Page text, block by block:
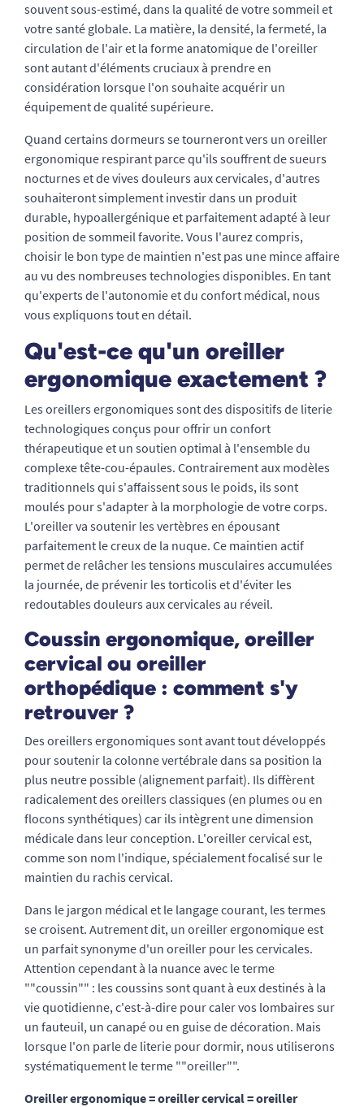
souvent sous-estimé, dans la qualité de votre sommeil et
votre santé globale. La matière, la densité, la fermeté, la
circulation de l'air et la forme anatomique de l'oreiller
sont autant d'éléments cruciaux à prendre en
considération lorsque l'on souhaite acquérir un
équipement de qualité supérieure.
Quand certains dormeurs se tourneront vers un oreiller
ergonomique respirant parce qu'ils souffrent de sueurs
nocturnes et de vives douleurs aux cervicales, d'autres
souhaiteront simplement investir dans un produit
durable, hypoallergénique et parfaitement adapté à leur
position de sommeil favorite. Vous l'aurez compris,
choisir le bon type de maintien n'est pas une mince affaire
au vu des nombreuses technologies disponibles. En tant
qu'experts de l'autonomie et du confort médical, nous
vous expliquons tout en détail.
Qu'est-ce qu'un oreiller
ergonomique exactement ?
Les oreillers ergonomiques sont des dispositifs de literie
technologiques conçus pour offrir un confort
thérapeutique et un soutien optimal à l'ensemble du
complexe tête-cou-épaules. Contrairement aux modèles
traditionnels qui s'affaissent sous le poids, ils sont
moulés pour s'adapter à la morphologie de votre corps.
L'oreiller va soutenir les vertèbres en épousant
parfaitement le creux de la nuque. Ce maintien actif
permet de relâcher les tensions musculaires accumulées
la journée, de prévenir les torticolis et d'éviter les
redoutables douleurs aux cervicales au réveil.
Coussin ergonomique, oreiller
cervical ou oreiller
orthopédique : comment s'y
retrouver ?
Des oreillers ergonomiques sont avant tout développés
pour soutenir la colonne vertébrale dans sa position la
plus neutre possible (alignement parfait). Ils diffèrent
radicalement des oreillers classiques (en plumes ou en
flocons synthétiques) car ils intègrent une dimension
médicale dans leur conception. L'oreiller cervical est,
comme son nom l'indique, spécialement focalisé sur le
maintien du rachis cervical.
Dans le jargon médical et le langage courant, les termes
se croisent. Autrement dit, un oreiller ergonomique est
un parfait synonyme d'un oreiller pour les cervicales.
Attention cependant à la nuance avec le terme
""coussin"" : les coussins sont quant à eux destinés à la
vie quotidienne, c'est-à-dire pour caler vos lombaires sur
un fauteuil, un canapé ou en guise de décoration. Mais
lorsque l'on parle de literie pour dormir, nous utiliserons
systématiquement le terme ""oreiller"".
Oreiller ergonomique = oreiller cervical = oreiller